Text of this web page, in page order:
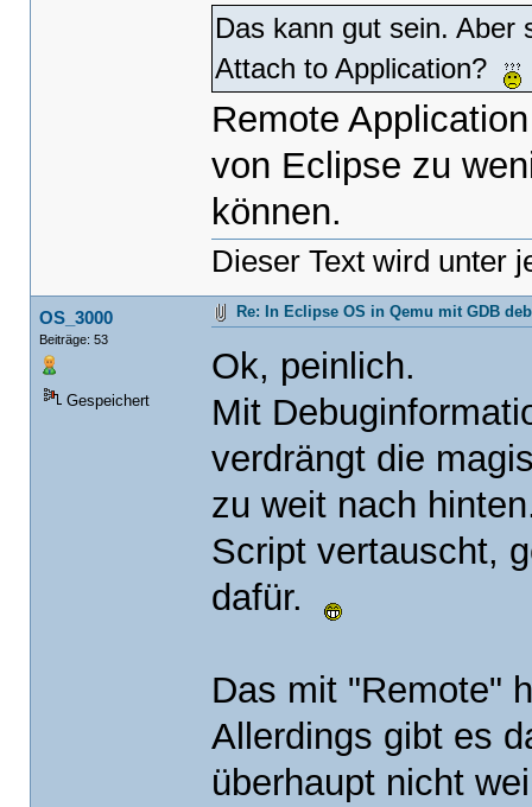
Das kann gut sein. Aber
Attach to Application?
Remote
von Eclipse zu
können.
Dieser Text wird unter
OS_3000
Beiträge: 53
Gespeichert
Re: In Eclipse OS in Qemu mit GDB
Ok, peinlich.
Mit
verdrängt die
zu weit nach
Script vertauscht,
dafür.
Das mit "Remote"
Allerdings gibt es
überhaupt nicht